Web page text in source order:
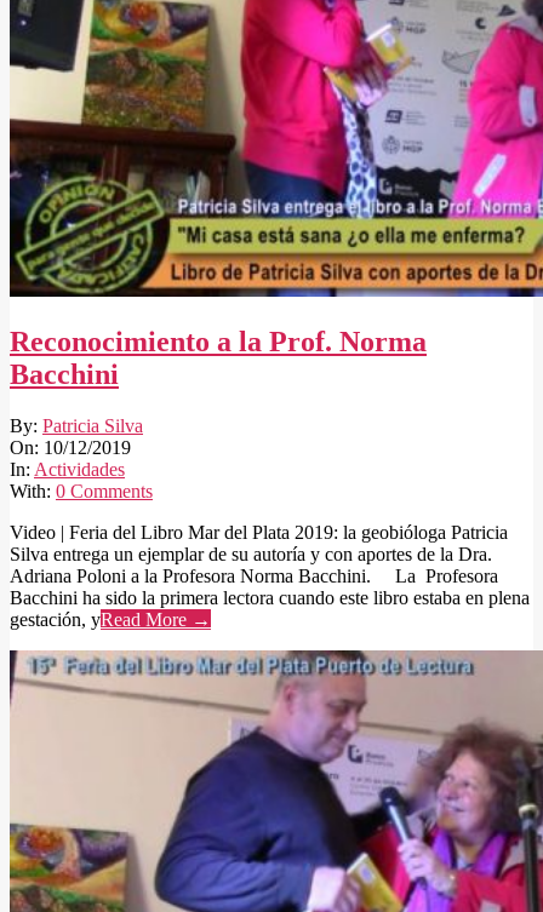
Reconocimiento a la Prof. Norma
Bacchini
2019-
12-
10
By: Patricia Silva
On: 10/12/2019
In: Actividades
With: 0 Comments
Video | Feria del Libro Mar del Plata 2019: la geobióloga Patricia
Silva entrega un ejemplar de su autoría y con aportes de la Dra.
Adriana Poloni a la Profesora Norma Bacchini. La Profesora
Bacchini ha sido la primera lectora cuando este libro estaba en plena
gestación, yRead More →